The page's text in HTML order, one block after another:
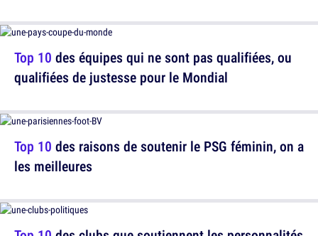
Top 10 des raisons de soutenir le PSG féminin, on a
les meilleures
Top 10 des équipes qui ne sont pas qualifiées, ou
qualifiées de justesse pour le Mondial